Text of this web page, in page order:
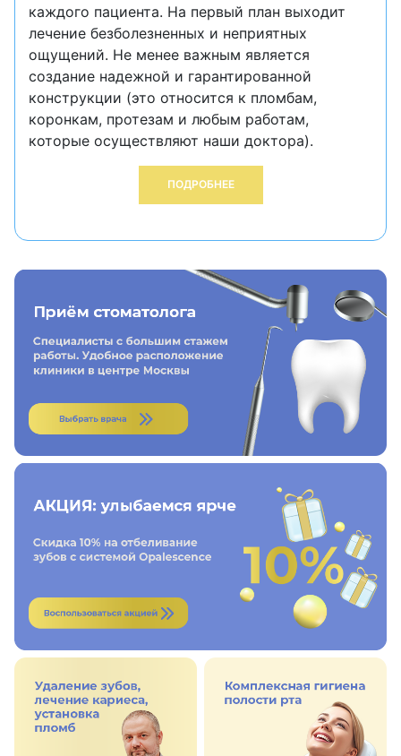
каждого пациента. На первый план выходит
лечение безболезненных и неприятных
ощущений. Не менее важным является
создание надежной и гарантированной
конструкции (это относится к пломбам,
коронкам, протезам и любым работам,
которые осуществляют наши доктора).
ПОДРОБНЕЕ